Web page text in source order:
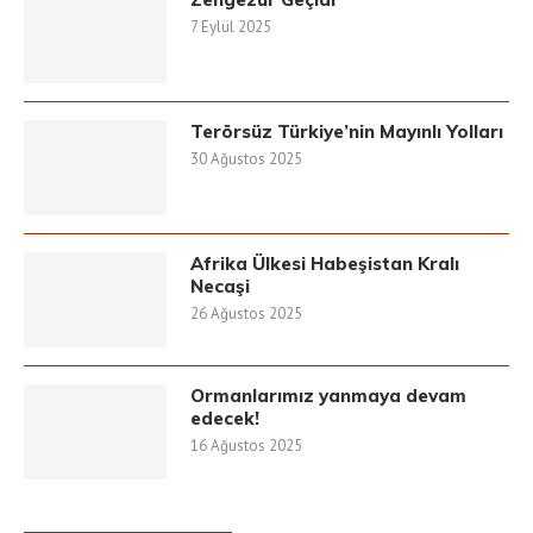
7 Eylül 2025
Terörsüz Türkiye’nin Mayınlı Yolları
30 Ağustos 2025
Afrika Ülkesi Habeşistan Kralı
Necaşi
26 Ağustos 2025
Ormanlarımız yanmaya devam
edecek!
16 Ağustos 2025